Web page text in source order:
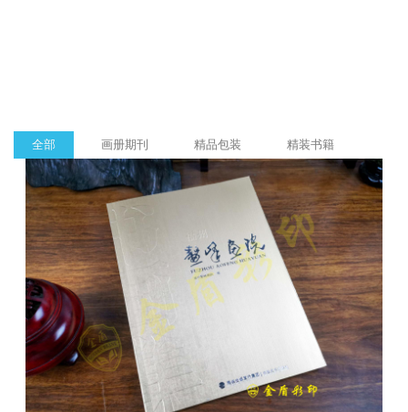
全部 画册期刊 精品包装 精装书籍